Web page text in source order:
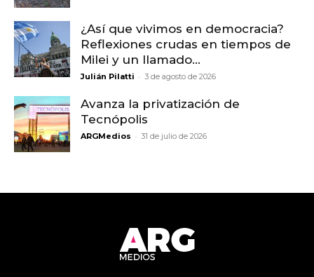
¿Así que vivimos en democracia?
Reflexiones crudas en tiempos de
Milei y un llamado...
Julián Pilatti - 3 de agosto de 2026
Avanza la privatización de
Tecnópolis
ARGMedios - 31 de julio de 2026